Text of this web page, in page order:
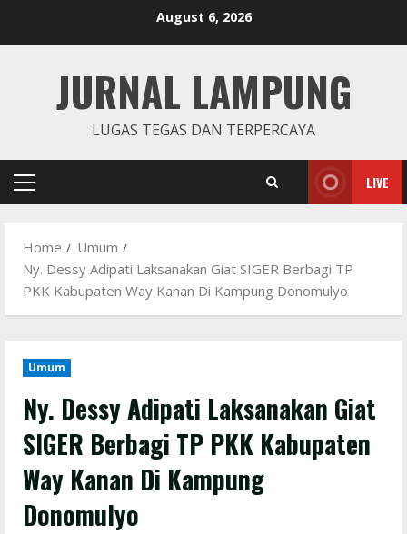
August 6, 2026
JURNAL LAMPUNG
LUGAS TEGAS DAN TERPERCAYA
Primary
LIVE
Home
Umum
Ny. Dessy Adipati Laksanakan Giat SIGER Berbagi TP
PKK Kabupaten Way Kanan Di Kampung Donomulyo
Umum
Ny. Dessy Adipati Laksanakan Giat
SIGER Berbagi TP PKK Kabupaten
Way Kanan Di Kampung
Donomulyo